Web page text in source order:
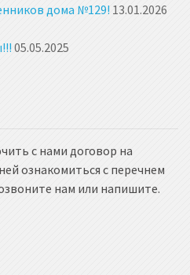
дома №129! 13.01.2026
05.05.2025
с нами договор на
ознакомиться с перечнем
нам или напишите.